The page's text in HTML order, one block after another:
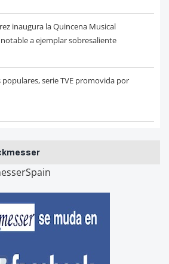
inaugura la Quincena Musical
a ejemplar sobresaliente
serie TVE promovida por